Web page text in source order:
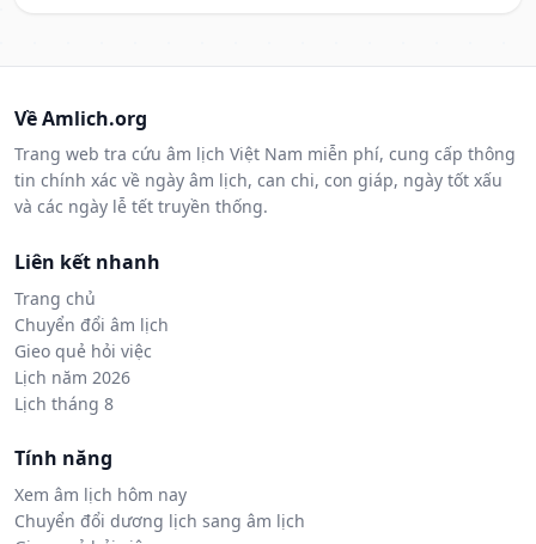
Về Amlich.org
Trang web tra cứu âm lịch Việt Nam miễn phí, cung cấp thông
tin chính xác về ngày âm lịch, can chi, con giáp, ngày tốt xấu
và các ngày lễ tết truyền thống.
Liên kết nhanh
Trang chủ
Chuyển đổi âm lịch
Gieo quẻ hỏi việc
Lịch năm 2026
Lịch tháng 8
Tính năng
Xem âm lịch hôm nay
Chuyển đổi dương lịch sang âm lịch